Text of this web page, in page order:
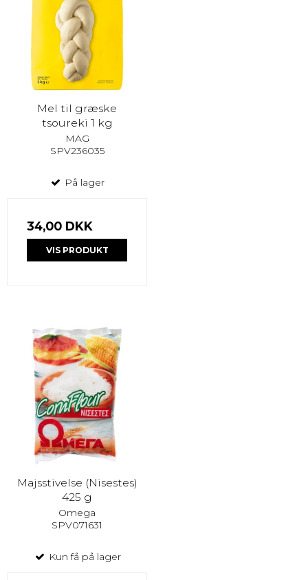
Mel til græske
tsoureki 1 kg
MAG
SPV236035
På lager
34,00 DKK
VIS PRODUKT
Majsstivelse (Nisestes)
425 g
Omega
SPV071631
Kun få på lager